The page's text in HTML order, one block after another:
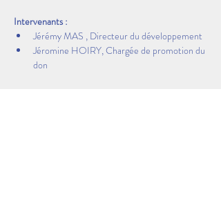
Intervenants :
Jérémy MAS , Directeur du développement
Jéromine HOIRY, Chargée de promotion du
don